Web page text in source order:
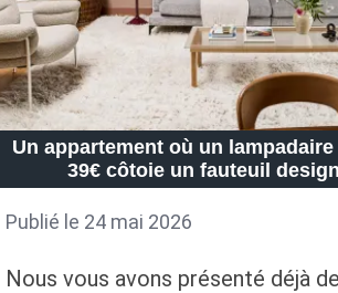
Un appartement où un lampadaire
39€ côtoie un fauteuil
Publié le 24 mai 2026
Nous vous avons présenté déjà